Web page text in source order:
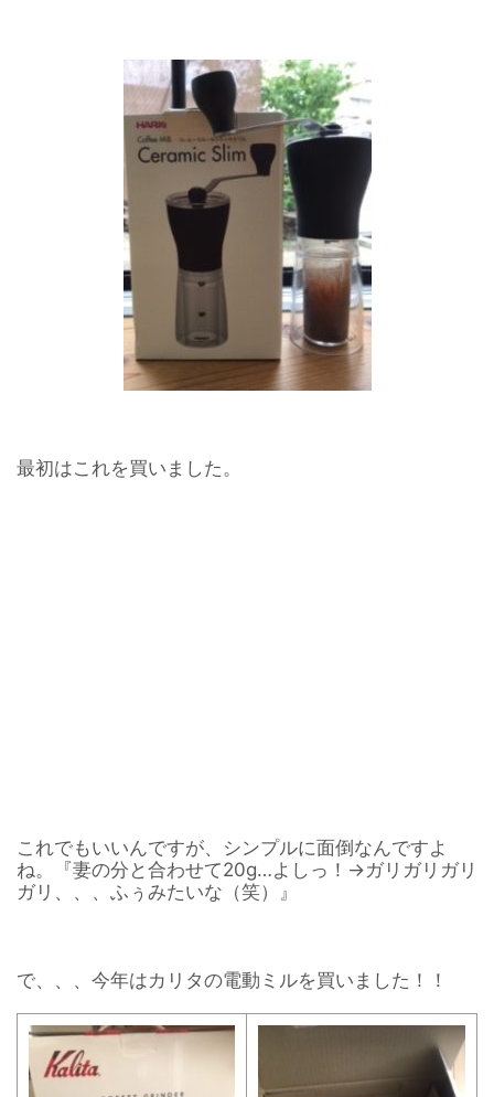
最初はこれを買いました。
これでもいいんですが、シンプルに面倒なんですよ
ね。『妻の分と合わせて20g…よしっ！→ガリガリガリ
ガリ、、、ふぅみたいな（笑）』
で、、、今年はカリタの電動ミルを買いました！！